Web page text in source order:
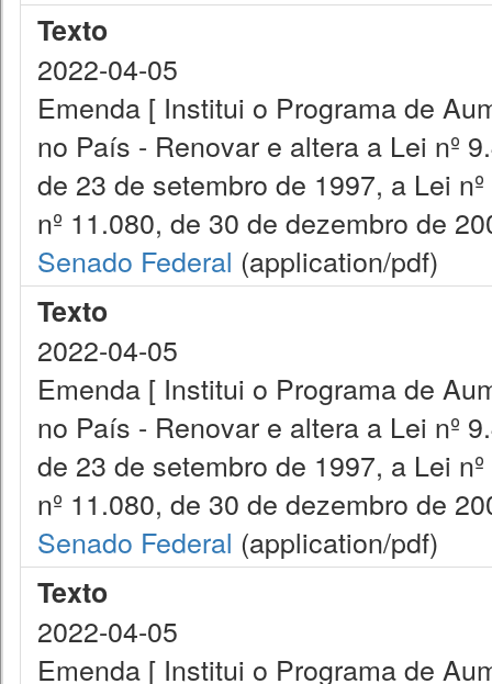
Texto
2022-04-05
Emenda [ Institui o Programa de
no País - Renovar e altera a Lei nº
de 23 de setembro de 1997, a Lei
nº 11.080, de 30 de dezembro de
Senado Federal (application/pdf)
Texto
2022-04-05
Emenda [ Institui o Programa de
no País - Renovar e altera a Lei nº
de 23 de setembro de 1997, a Lei
nº 11.080, de 30 de dezembro de
Senado Federal (application/pdf)
Texto
2022-04-05
Emenda [ Institui o Programa de